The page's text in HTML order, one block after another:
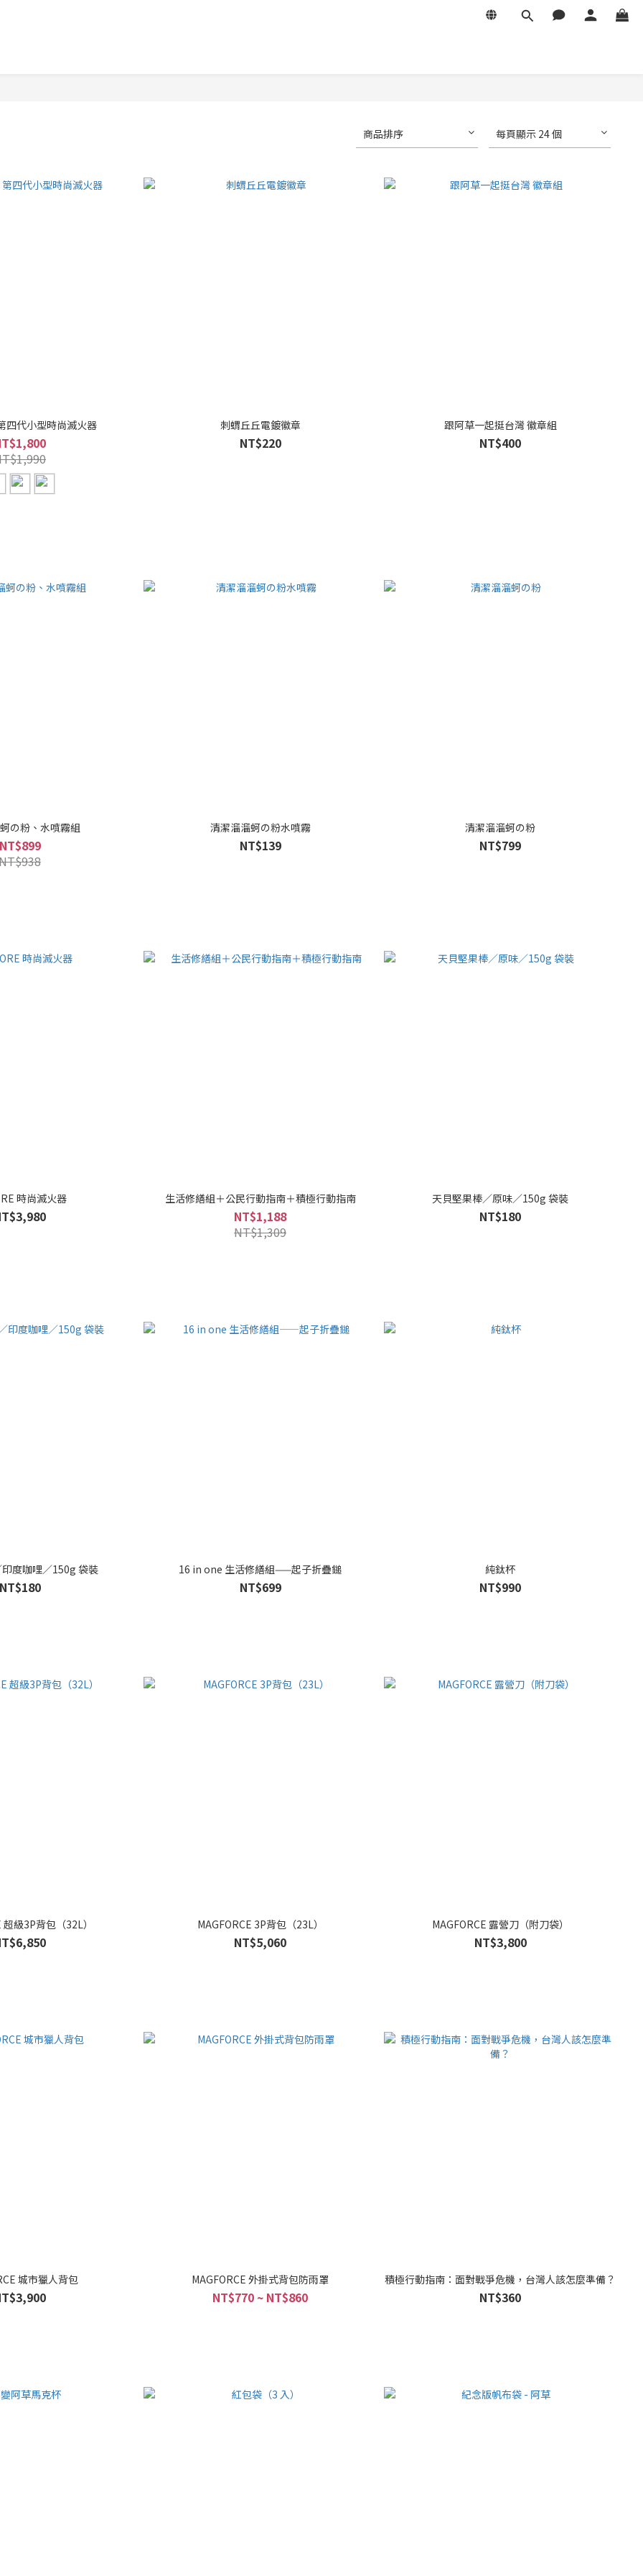
商品排序 每頁顯示 24 個
四代小型時尚滅火器 刺蝟丘丘電鍍徽章
NT$220
跟阿草一起挺台灣 徽章組
NT$400
の粉、水噴霧組 清潔溜溜蚵の粉水噴霧
NT$139
清潔溜溜蚵の粉
NT$799
時尚滅火器 生活修繕組＋公民行動指南＋積極行動指南
NT$1,188
NT$1,309
天貝堅果棒／原味／150g 袋裝
NT$180
度咖哩／150g 袋裝 16 in one 生活修繕組——起子折疊鎚
NT$699
純鈦杯
NT$990
級3P背包（32L） MAGFORCE 3P背包（23L）
NT$5,060
MAGFORCE 露營刀（附刀袋）
NT$3,800
城市獵人背包 MAGFORCE 外掛式背包防雨罩
NT$770 ~ NT$860
積極行動指南：面對戰爭危機，台灣人該怎麼準備？
NT$360